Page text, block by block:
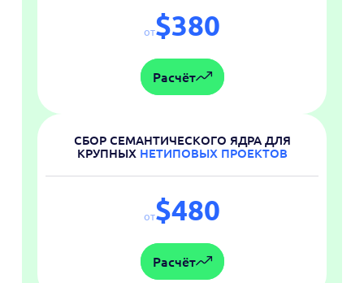
от$380
Расчёт
СБОР СЕМАНТИЧЕСКОГО ЯДРА ДЛЯ
КРУПНЫХ НЕТИПОВЫХ ПРОЕКТОВ
от$480
Расчёт